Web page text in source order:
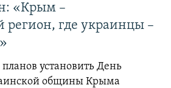
«Крым –
регион, где украинцы –
установить День
общины Крыма